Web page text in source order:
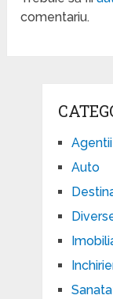
comentariu.
Auto